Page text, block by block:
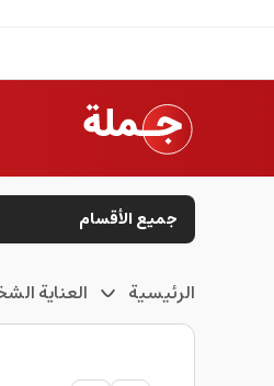
جميع الأقسام
الرئيسية العناية